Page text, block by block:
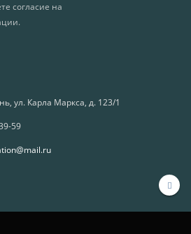
согласие на
ул. Карла Маркса, д. 123/1
59